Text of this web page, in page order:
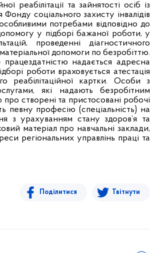
реабілітації та зайнятості осіб із
соціального захисту інвалідів
потребами відповідно до
у підборі бажаної роботи, у
проведенні діагностичного
допомоги по безробіттю.
надається адресна
роботи враховується атестація
реабілітаційної картки. Особи з
які надають безробітним
створені та пристосовані робочі
певну професію (спеціальність) на
з урахуванням стану здоров’я та
матеріал про навчальні заклади,
регіональних управлінь праці та
Поділитися Твітнути